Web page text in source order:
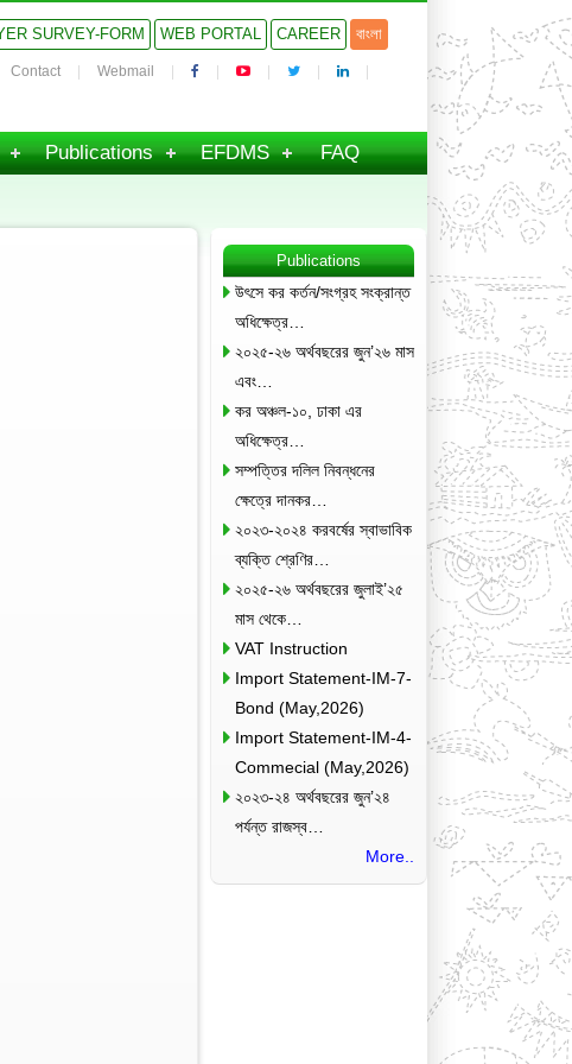
SURVEY-FORM WEB PORTAL CAREER বাংলা
Contact Webmail
Publications EFDMS FAQ
Publications
উৎসে কর কর্তন/সংগ্রহ সংক্রান্ত
অধিক্ষেত্র…
২০২৫-২৬ অর্থবছরের জুন’২৬ মাস
এবং…
কর অঞ্চল-১০, ঢাকা এর
অধিক্ষেত্র…
সম্পত্তির দলিল নিবন্ধনের
ক্ষেত্রে দানকর…
২০২৩-২০২৪ করবর্ষের স্বাভাবিক
ব্যক্তি শ্রেণির…
২০২৫-২৬ অর্থবছরের জুলাই’২৫
মাস থেকে…
VAT Instruction
Import Statement-IM-7-
Bond (May,2026)
Import Statement-IM-4-
Commecial (May,2026)
২০২৩-২৪ অর্থবছরের জুন’২৪
পর্যন্ত রাজস্ব…
More..